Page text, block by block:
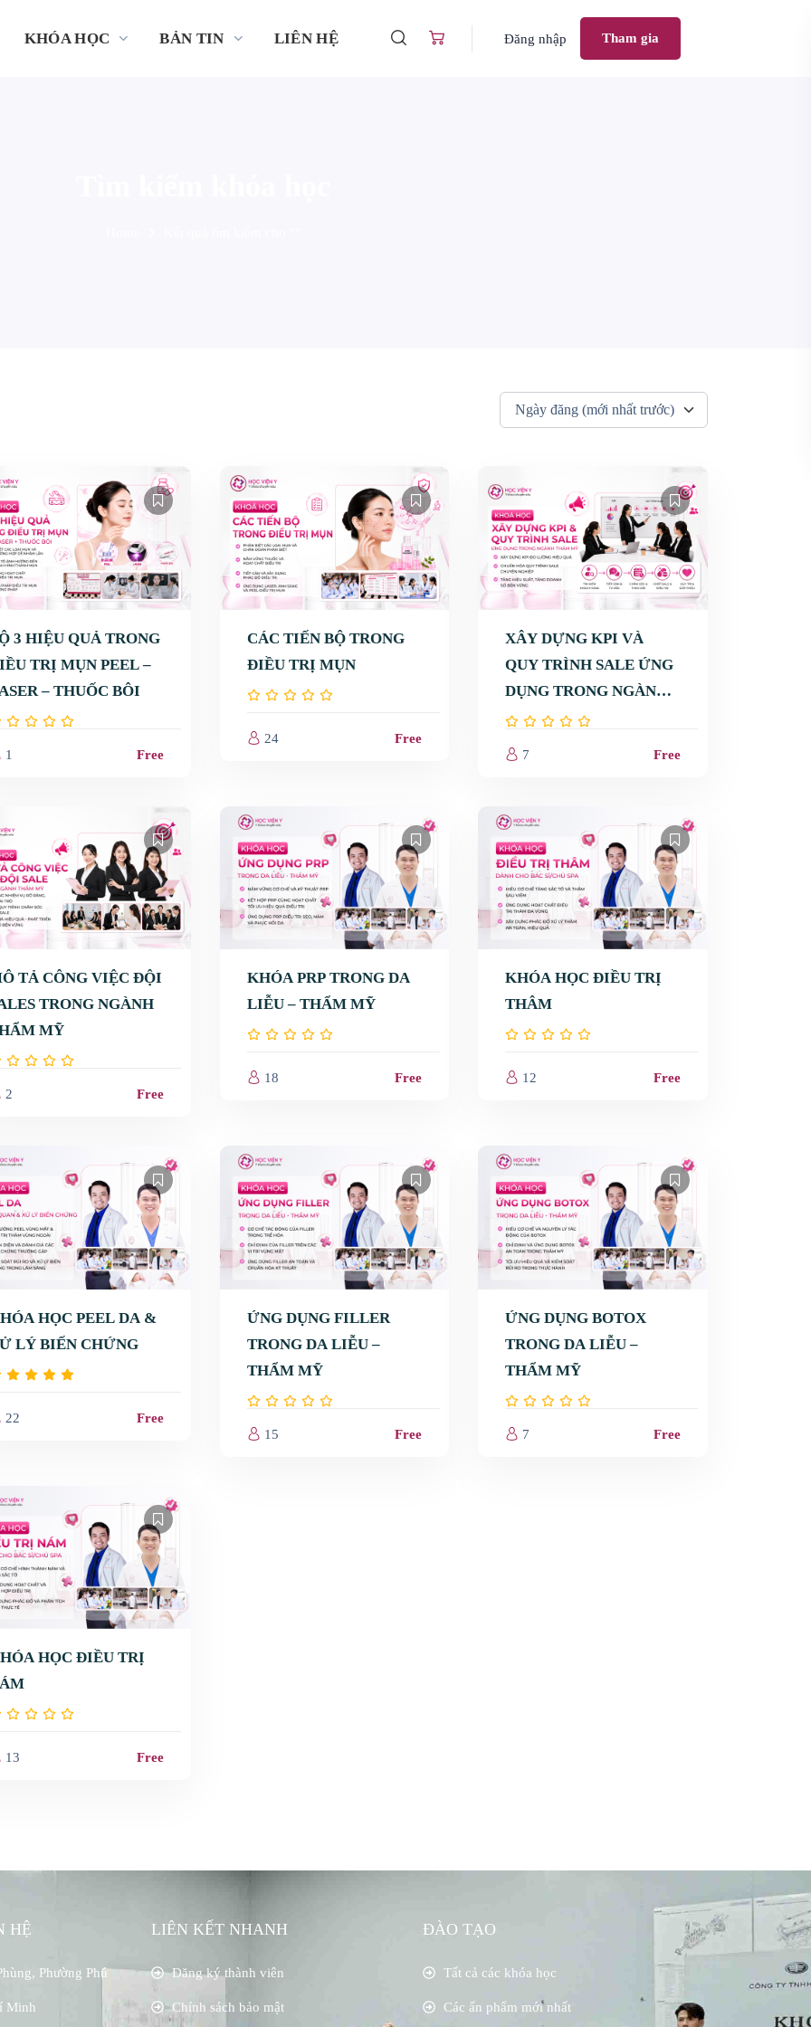
KHÓA HỌC BẢN TIN LIÊN HỆ Đăng nhập Tham gia
3 HIỆU QUẢ TRONG
TRỊ MỤN PEEL –
– THUỐC BÔI
1 Free
CÁC TIẾN BỘ TRONG
ĐIỀU TRỊ MỤN
24 Free
XÂY DỰNG KPI VÀ
QUY TRÌNH SALE ỨNG
DỤNG TRONG NGÀNH
THẨM MỸ
7 Free
doanh Spa/Clinic
TẢ CÔNG VIỆC ĐỘI
TRONG NGÀNH
MỸ
2 Free
Vấn đề da
KHÓA PRP TRONG DA
LIỄU – THẨM MỸ
18 Free
Vấn đề da
KHÓA HỌC ĐIỀU TRỊ
THÂM
12 Free
sóc da
HỌC PEEL DA &
LÝ BIẾN CHỨNG
22 Free
Vấn đề da
ỨNG DỤNG FILLER
TRONG DA LIỄU –
THẨM MỸ
15 Free
Vấn đề da
ỨNG DỤNG BOTOX
TRONG DA LIỄU –
THẨM MỸ
7 Free
đề da
HỌC ĐIỀU TRỊ
13 Free
HỆ
Phường Phú
Minh
LIÊN KẾT NHANH
Đăng ký thành viên
Chính sách bảo mật
ĐÀO TẠO
Tất cả các khóa học
Các ấn phẩm mới nhất